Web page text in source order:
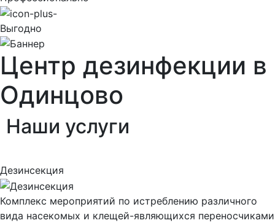
Выгодно
Центр дезинфекции в
Одинцово
Наши услуги
Дезинсекция
Комплекс мероприятий по истреблению различного
вида насекомых и клещей-являющихся переносчиками